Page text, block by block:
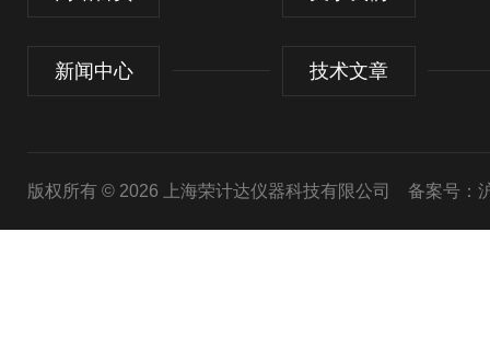
新闻中心 技术文章
版权所有 © 2026 上海荣计达仪器科技有限公司 备案号：